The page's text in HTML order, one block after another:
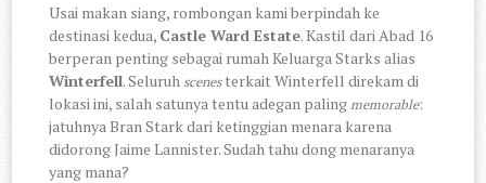
Usai makan siang, rombongan kami berpindah ke
destinasi kedua, Castle Ward Estate. Kastil dari Abad 16
berperan penting sebagai rumah Keluarga Starks alias
Winterfell. Seluruhscenesterkait Winterfell direkam di
lokasi ini, salah satunya tentu adegan palingmemorable:
jatuhnya Bran Stark dari ketinggian menara karena
didorong Jaime Lannister. Sudah tahu dong menaranya
yang mana?